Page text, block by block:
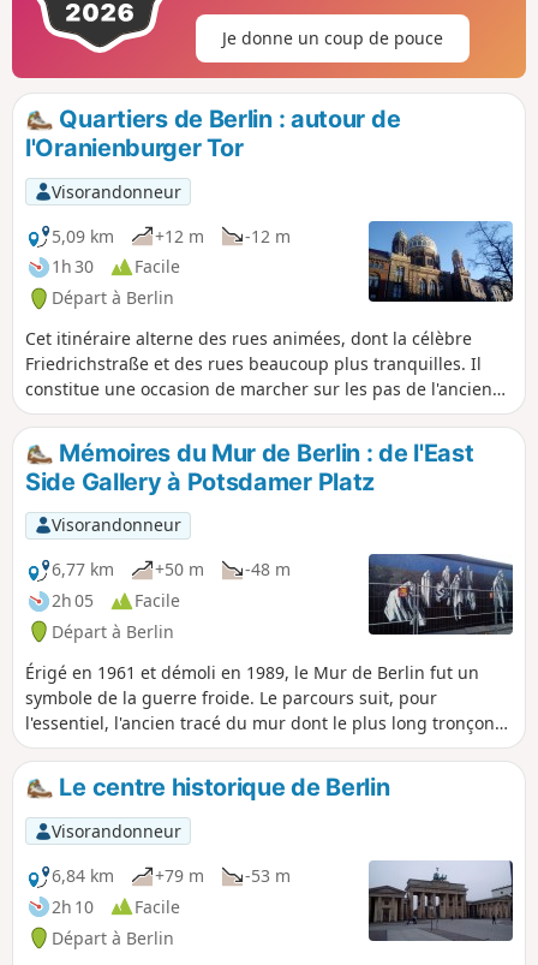
Je donne un coup de pouce
Quartiers de Berlin : autour de
l'Oranienburger Tor
Visorandonneur
5,09 km
+12 m
-12 m
1h 30
Facile
Départ à Berlin
Cet itinéraire alterne des rues animées, dont la célèbre
Friedrichstraße et des rues beaucoup plus tranquilles. Il
constitue une occasion de marcher sur les pas de l'ancienne
communauté juive de Berlin, une des plus importantes
d'Europe avant la période nazie.
Mémoires du Mur de Berlin : de l'East
Side Gallery à Potsdamer Platz
Visorandonneur
6,77 km
+50 m
-48 m
2h 05
Facile
Départ à Berlin
Érigé en 1961 et démoli en 1989, le Mur de Berlin fut un
symbole de la guerre froide. Le parcours suit, pour
l'essentiel, l'ancien tracé du mur dont le plus long tronçon
resté en place et aujourd'hui décoré de peintures de divers
artistes. Une promenade urbaine et mémorielle à la fois.
Le centre historique de Berlin
Visorandonneur
6,84 km
+79 m
-53 m
2h 10
Facile
Départ à Berlin